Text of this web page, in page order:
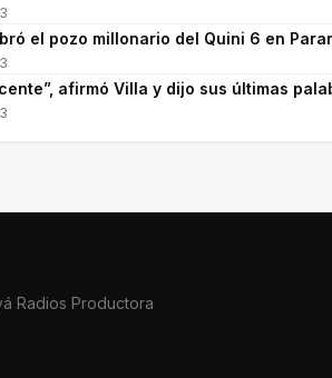
el pozo millonario del Quini 6 en
afirmó Villa y dijo sus últimas
Radios Productora